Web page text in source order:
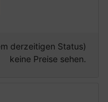
derzeitigen Status)
keine Preise sehen.